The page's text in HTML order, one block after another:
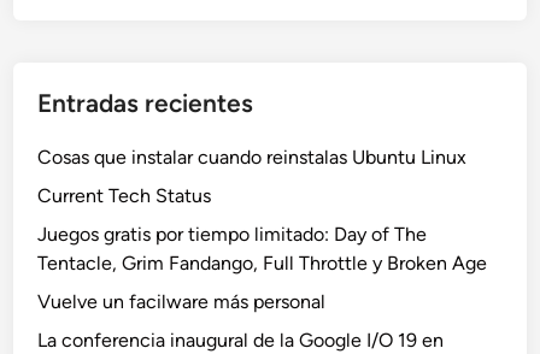
Entradas recientes
Cosas que instalar cuando reinstalas Ubuntu Linux
Current Tech Status
Juegos gratis por tiempo limitado: Day of The
Tentacle, Grim Fandango, Full Throttle y Broken Age
Vuelve un facilware más personal
La conferencia inaugural de la Google I/O 19 en